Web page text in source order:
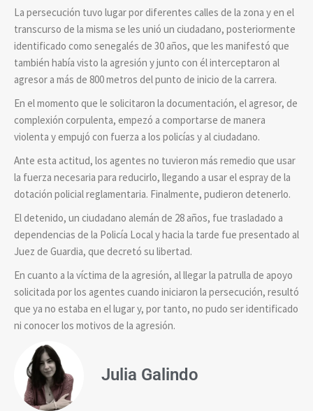
La persecución tuvo lugar por diferentes calles de la zona y en el
transcurso de la misma se les unió un ciudadano, posteriormente
identificado como senegalés de 30 años, que les manifestó que
también había visto la agresión y junto con él interceptaron al
agresor a más de 800 metros del punto de inicio de la carrera.
En el momento que le solicitaron la documentación, el agresor, de
complexión corpulenta, empezó a comportarse de manera
violenta y empujó con fuerza a los policías y al ciudadano.
Ante esta actitud, los agentes no tuvieron más remedio que usar
la fuerza necesaria para reducirlo, llegando a usar el espray de la
dotación policial reglamentaria. Finalmente, pudieron detenerlo.
El detenido, un ciudadano alemán de 28 años, fue trasladado a
dependencias de la Policía Local y hacia la tarde fue presentado al
Juez de Guardia, que decretó su libertad.
En cuanto a la víctima de la agresión, al llegar la patrulla de apoyo
solicitada por los agentes cuando iniciaron la persecución, resultó
que ya no estaba en el lugar y, por tanto, no pudo ser identificado
ni conocer los motivos de la agresión.
Julia Galindo